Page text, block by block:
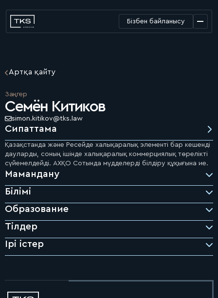
Бізбен байланысу
Артқа қайту
Заңгер
Семён Китиков
simon.kitikov@tks.law
Сипаттама
Қазақстанда және Ресейде халықаралық элементі бар кешенді
дауларды, соның ішінде халықаралық коммерциялық төрелікті
сүйемелдейді. АХҚО Сотында мүдделерді білдіру құқығына ие.
Мамандану
Білімі
Образование
Тілдер
Ірі істер